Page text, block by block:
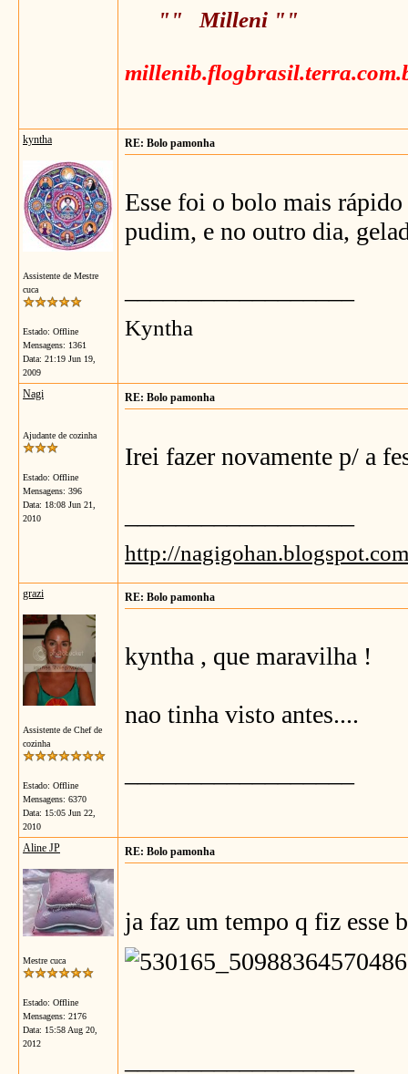
"" Milleni ""
kyntha
Assistente de Mestre
cuca
Estado: Offline
Mensagens: 1361
Data: 21:19 Jun 19,
2009
RE: Bolo pamonha
Esse foi o bolo mais
pudim, e no outro dia,
Kyntha
Nagi
Ajudante de cozinha
Estado: Offline
Mensagens: 396
Data: 18:08 Jun 21,
2010
RE: Bolo pamonha
Irei fazer novamente p/ a
http://
grazi
Assistente de Chef de
cozinha
Estado: Offline
Mensagens: 6370
Data: 15:05 Jun 22,
2010
RE: Bolo pamonha
kyntha , que maravilha !
nao tinha visto antes....
Aline JP
Mestre cuca
Estado: Offline
Mensagens: 2176
Data: 15:58 Aug 20,
2012
RE: Bolo pamonha
ja faz um tempo q fiz esse